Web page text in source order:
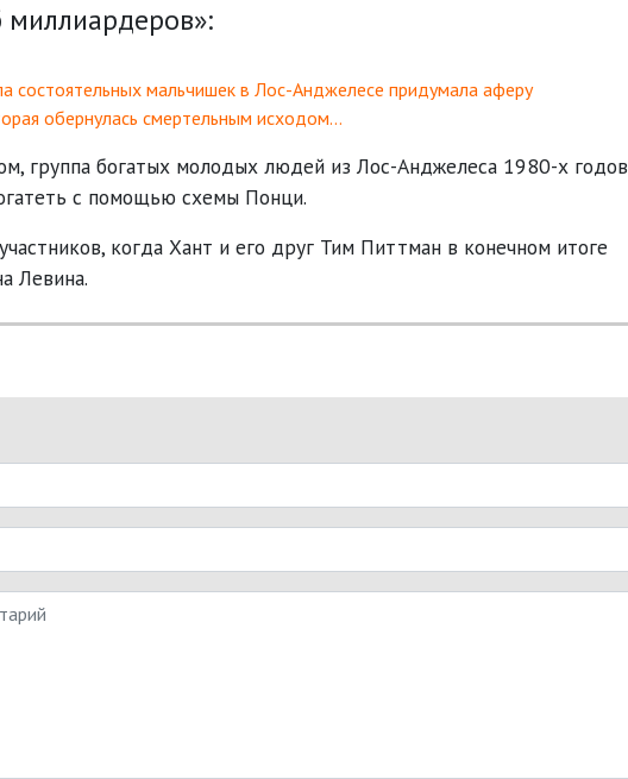
состоятельных мальчишек в Лос-Анджелесе придумала аферу
обернулась смертельным исходом…
группа богатых молодых людей из Лос-Анджелеса 1980-х годов
с помощью схемы Понци.
когда Хант и его друг Тим Питтман в конечном итоге
Левина.